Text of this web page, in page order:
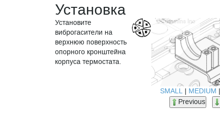
Установка
Установите
виброгасители на
верхнюю поверхность
опорного кронштейна
корпуса термостата.
SMALL | MEDIUM
Previous